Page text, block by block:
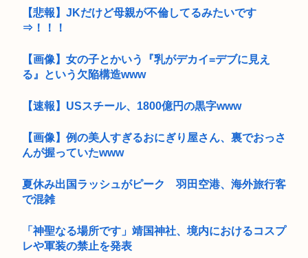
【悲報】JKだけど母親が不倫してるみたいです
⇒！！！
【画像】女の子とかいう『乳がデカイ=デブに見え
る』という欠陥構造www
【速報】USスチール、1800億円の黒字www
【画像】例の美人すぎるおにぎり屋さん、裏でおっさ
んが握っていたwww
夏休み出国ラッシュがピーク 羽田空港、海外旅行客
で混雑
「神聖なる場所です」靖国神社、境内におけるコスプ
レや軍装の禁止を発表